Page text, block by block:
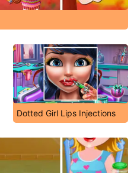
Dotted Girl Lips Injections